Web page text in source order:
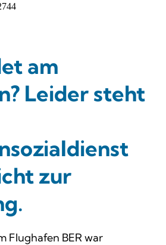
am
Leider steht
zur
Flughafen BER war